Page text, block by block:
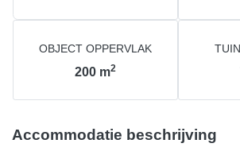
OBJECT OPPERVLAK
200 m2
Accommodatie beschrijving